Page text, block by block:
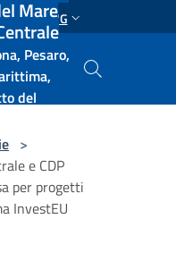
ENG
Mare
Pesaro,
del
>
e CDP
per progetti
InvestEU